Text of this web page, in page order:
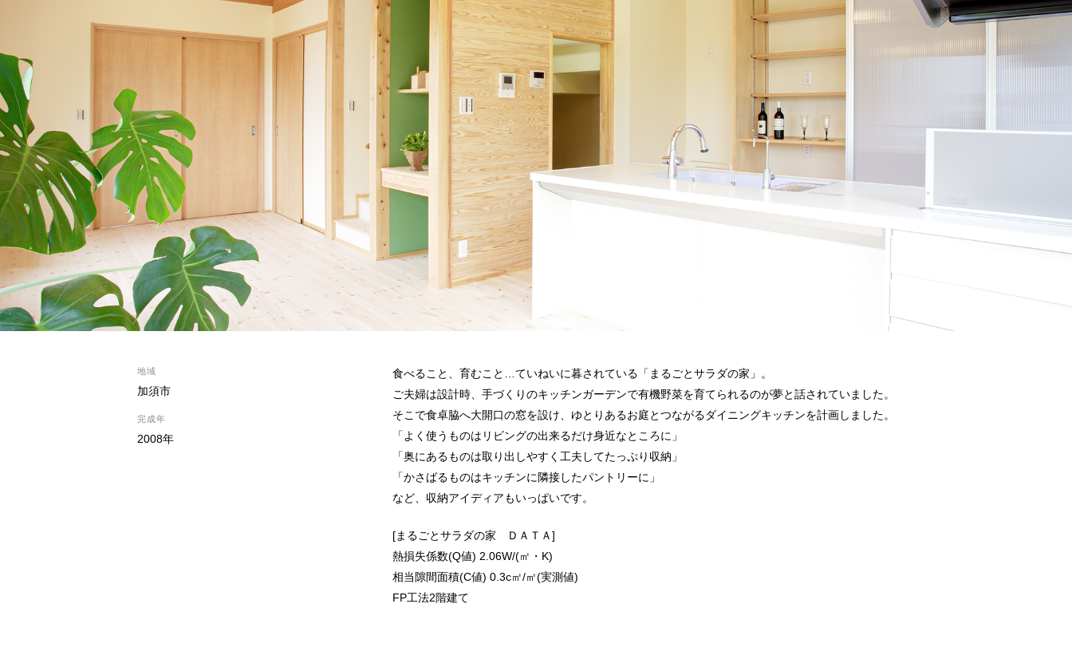
地域
加須市
完成年
2008年
食べること、育むこと…ていねいに暮されている「まるごとサラダの家」。
ご夫婦は設計時、手づくりのキッチンガーデンで有機野菜を育てられるのが夢と話されていました。
そこで食卓脇へ大開口の窓を設け、ゆとりあるお庭とつながるダイニングキッチンを計画しました。
「よく使うものはリビングの出来るだけ身近なところに」
「奥にあるものは取り出しやすく工夫してたっぷり収納」
「かさばるものはキッチンに隣接したパントリーに」
など、収納アイディアもいっぱいです。
[まるごとサラダの家 ＤＡＴＡ]
熱損失係数(Q値) 2.06W/(㎡・K)
相当隙間面積(C値) 0.3c㎡/㎡(実測値)
FP工法2階建て